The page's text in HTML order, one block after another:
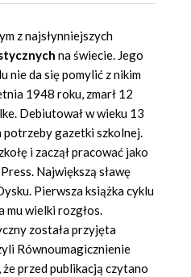
z najsłynniejszych
na świecie. Jego
nie da się pomylić z nikim
1948 roku, zmarł 12
Debiutował w wieku 13
potrzeby gazetki szkolnej.
i zaczął pracować jako
Największą sławę
Pierwsza książka cyklu
mu wielki rozgłos.
została przyjęta
Równoumagicznienie
przed publikacją czytano